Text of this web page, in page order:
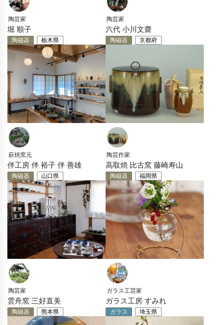
陶芸家
堀 順子
陶磁器 栃木県
陶芸家
六代 小川文齋
陶磁器 京都府
萩焼窯元
伴工房 伴 裕子 伴 善雄
陶磁器 山口県
陶芸作家
高取焼 比古窯 藤崎寿山
陶磁器 福岡県
陶芸家
雲舟窯 三好直美
陶磁器 熊本県
ガラス工芸家
ガラス工房 すみれ
ガラス 埼玉県